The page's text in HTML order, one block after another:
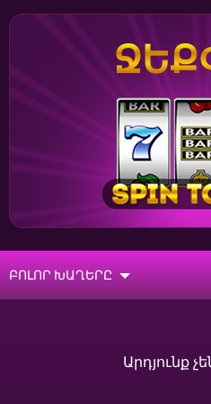
ԲՈԼՈՐ ԽԱՂԵՐԸ
Արդյունք